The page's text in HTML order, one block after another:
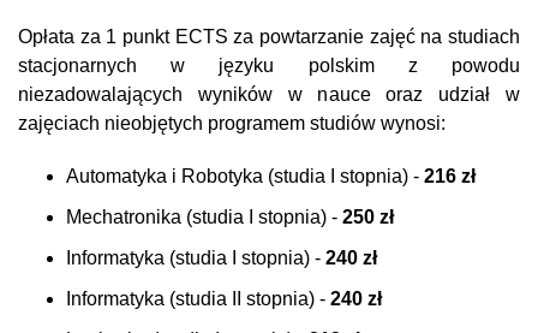
Opłata za 1 punkt ECTS za powtarzanie zajęć na studiach
stacjonarnych w języku polskim z powodu
niezadowalających wyników w nauce oraz udział w
zajęciach nieobjętych programem studiów wynosi:
Automatyka i Robotyka (studia I stopnia) - 216 zł
Mechatronika (studia I stopnia) - 250 zł
Informatyka (studia I stopnia) - 240 zł
Informatyka (studia II stopnia) - 240 zł